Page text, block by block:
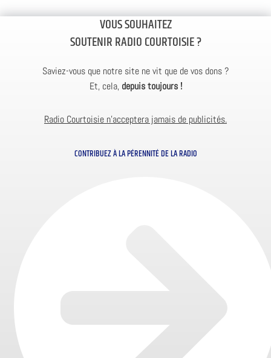
VOUS SOUHAITEZ
SOUTENIR RADIO COURTOISIE ?
Saviez-vous que notre site ne vit que de vos dons ?
Et, cela, depuis toujours !
Radio Courtoisie n’acceptera jamais de publicités.
CONTRIBUEZ À LA PÉRENNITÉ DE LA RADIO